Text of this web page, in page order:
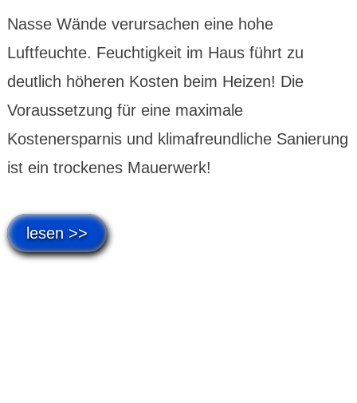
Nasse Wände verursachen eine hohe
Luftfeuchte. Feuchtigkeit im Haus führt zu
deutlich höheren Kosten beim Heizen! Die
Voraussetzung für eine maximale
Kostenersparnis und klimafreundliche Sanierung
ist ein trockenes Mauerwerk!
lesen >>